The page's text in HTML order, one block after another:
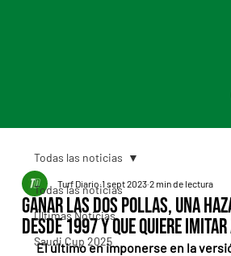
Todas las noticias
Últimas Noticias
Saudi Cup 2025
Todas las noticias
Ganar las dos Pollas, una
desde 1997 y que quiere imitar
Turf Diario 1 sept 2023 2 min de lectura
El último en imponerse en la